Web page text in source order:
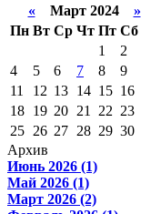
«Март 2024 »
Пн Вт Ср Чт Пт Сб
1
2
4
5 6 7 8 9
11
12 13 14 15 16
18 19 20 21 22 23
25 26 27 28 29 30
Архив
Июнь 2026 (1)
Май 2026 (1)
Март 2026 (2)